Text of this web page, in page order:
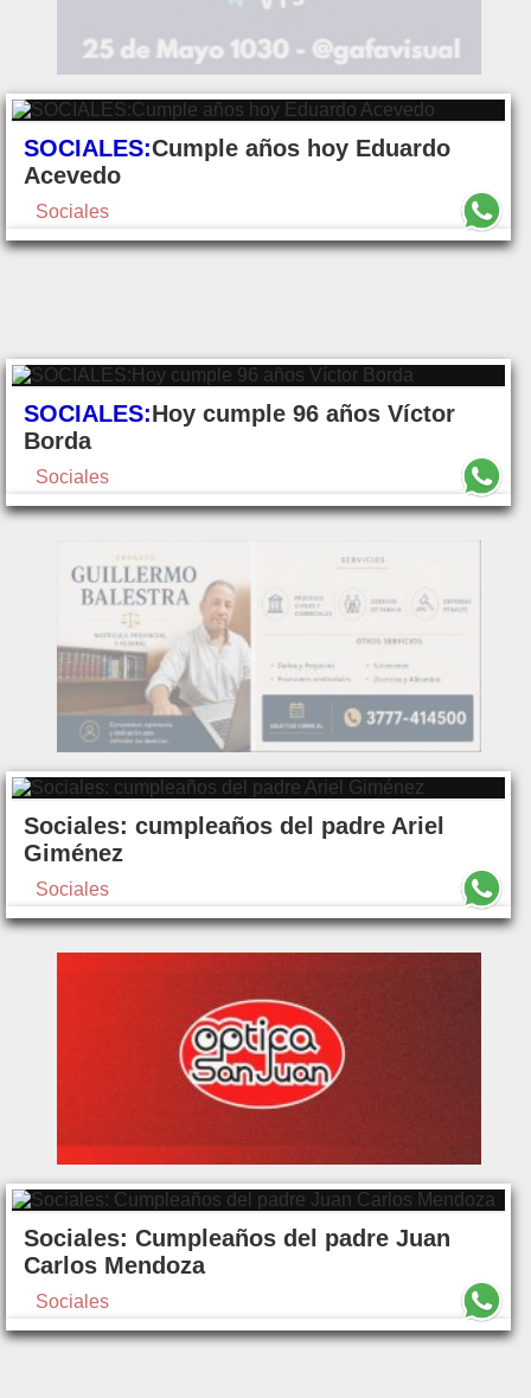
SOCIALES:Cumple años hoy Eduardo
Acevedo
Sociales
SOCIALES:Hoy cumple 96 años Víctor
Borda
Sociales
Sociales: cumpleaños del padre Ariel
Giménez
Sociales
Sociales: Cumpleaños del padre Juan
Carlos Mendoza
Sociales